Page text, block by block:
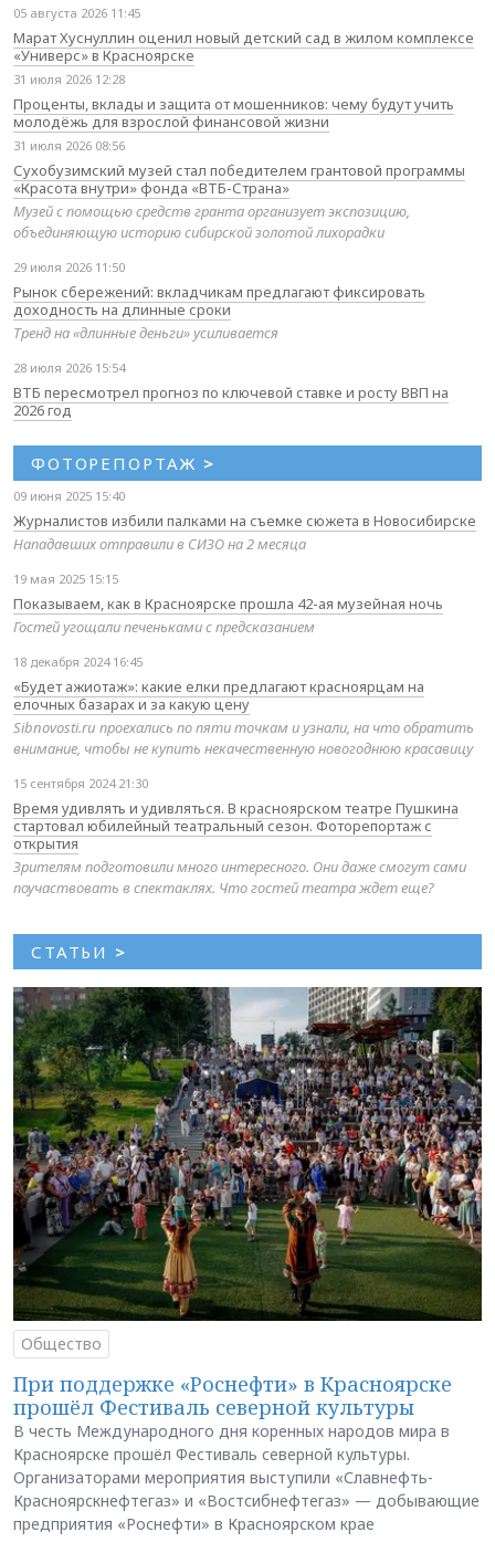
05 августа 2026 11:45
Марат Хуснуллин оценил новый детский сад в жилом комплексе
«Универс» в Красноярске
31 июля 2026 12:28
Проценты, вклады и защита от мошенников: чему будут учить
молодёжь для взрослой финансовой жизни
31 июля 2026 08:56
Сухобузимский музей стал победителем грантовой программы
«Красота внутри» фонда «ВТБ-Страна»
Музей с помощью средств гранта организует экспозицию,
объединяющую историю сибирской золотой лихорадки
29 июля 2026 11:50
Рынок сбережений: вкладчикам предлагают фиксировать
доходность на длинные сроки
Тренд на «длинные деньги» усиливается
28 июля 2026 15:54
ВТБ пересмотрел прогноз по ключевой ставке и росту ВВП на
2026 год
ФОТОРЕПОРТАЖ >
09 июня 2025 15:40
Журналистов избили палками на съемке сюжета в Новосибирске
Нападавших отправили в СИЗО на 2 месяца
19 мая 2025 15:15
Показываем, как в Красноярске прошла 42-ая музейная ночь
Гостей угощали печеньками с предсказанием
18 декабря 2024 16:45
«Будет ажиотаж»: какие елки предлагают красноярцам на
елочных базарах и за какую цену
Sibnovosti.ru проехались по пяти точкам и узнали, на что обратить
внимание, чтобы не купить некачественную новогоднюю красавицу
15 сентября 2024 21:30
Время удивлять и удивляться. В красноярском театре Пушкина
стартовал юбилейный театральный сезон. Фоторепортаж с
открытия
Зрителям подготовили много интересного. Они даже смогут сами
поучаствовать в спектаклях. Что гостей театра ждет еще?
СТАТЬИ >
Общество
При поддержке «Роснефти» в Красноярске
прошёл Фестиваль северной культуры
В честь Международного дня коренных народов мира в
Красноярске прошёл Фестиваль северной культуры.
Организаторами мероприятия выступили «Славнефть-
Красноярскнефтегаз» и «Востсибнефтегаз» — добывающие
предприятия «Роснефти» в Красноярском крае